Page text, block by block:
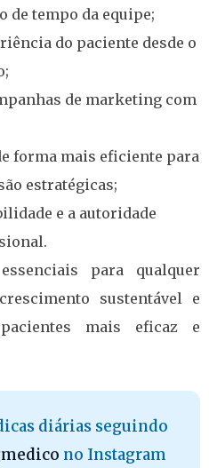
de tempo da equipe;
do paciente desde o
de marketing com
forma mais eficiente para
estratégicas;
e a autoridade
para qualquer
sustentável e
mais eficaz e
diárias seguindo
no Instagram